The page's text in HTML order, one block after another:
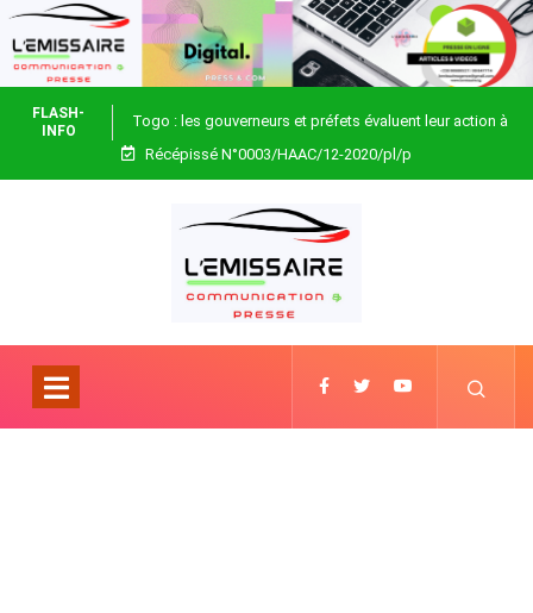
FLASH-
INFO
Togo : les gouverneurs et préfets évaluent leur action à
Blitta
Récépissé N°0003/HAAC/12-2020/pl/p